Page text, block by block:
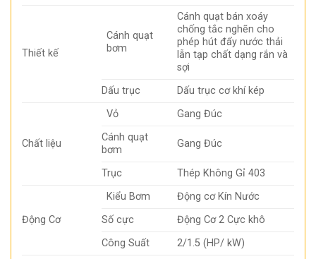
Thiết kế
Cánh quạt
bơm
Cánh quạt bán xoáy
chống tắc nghẽn cho
phép hút đẩy nước thải
lẫn tạp chất dạng rắn và
sợi
Dấu trục
Dấu trục cơ khí kép
Chất liệu
Vỏ
Gang Đúc
Cánh quạt
bơm
Gang Đúc
Trục Thép Không Gỉ 403
Động Cơ
Kiểu Bơm
Động cơ Kín Nước
Số cực
Động Cơ 2 Cực khô
Công Suất
2/1.5 (HP/ kW)